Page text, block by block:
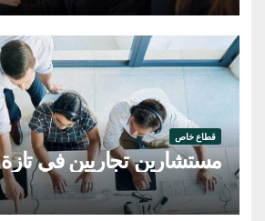
قطاع خاص
مستشارين تجاريين في تازة